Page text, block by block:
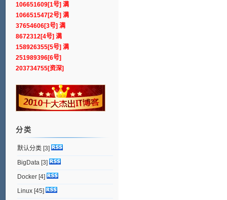
106651609[1号] 满
106651547[2号] 满
37654606[3号] 满
8672312[4号] 满
158926355[5号] 满
251989396[6号]
203734755[资深]
分类
默认分类[3]
BigData [3]
Docker[4]
Linux[45]